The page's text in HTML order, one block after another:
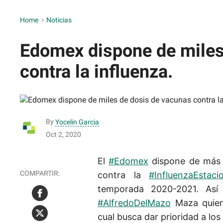
Home > Noticias
Edomex dispone de
contra la influenza.
By Yocelin Garcia
Oct 2, 2020
El#Edomex dispone de
contra la
temporada 2020-2021.
#AlfredoDelMazo Maza
cual busca dar prioridad a